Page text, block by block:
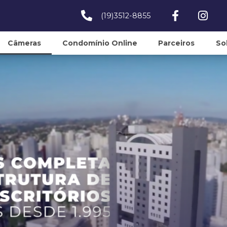
(19)3512-8855
Câmeras Condomínio Online Parceiros